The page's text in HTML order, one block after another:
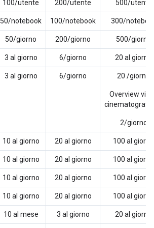
100/utente 200/utente 500/utente
50/notebook 100/notebook 300/
50/giorno 200/giorno 500/giorno
3 al giorno 6/giorno 20 al giorno
3 al giorno 6/giorno 20 /giorno
Overview
2/giorno
10 al giorno 20 al giorno 100 al giorno
10 al giorno 20 al giorno 100 al giorno
10 al giorno 20 al giorno 100 al giorno
10 al giorno 20 al giorno 100 al giorno
10 al mese 3 al giorno 20 al giorno